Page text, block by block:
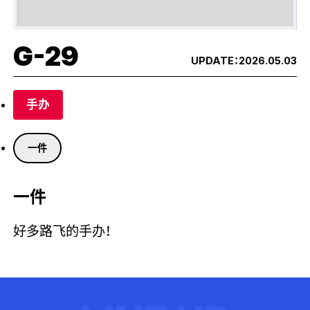
G-29 UPDATE：2026.05.03
手办
一件
一件
好多路飞的手办！